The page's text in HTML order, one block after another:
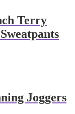
Terry
Joggers